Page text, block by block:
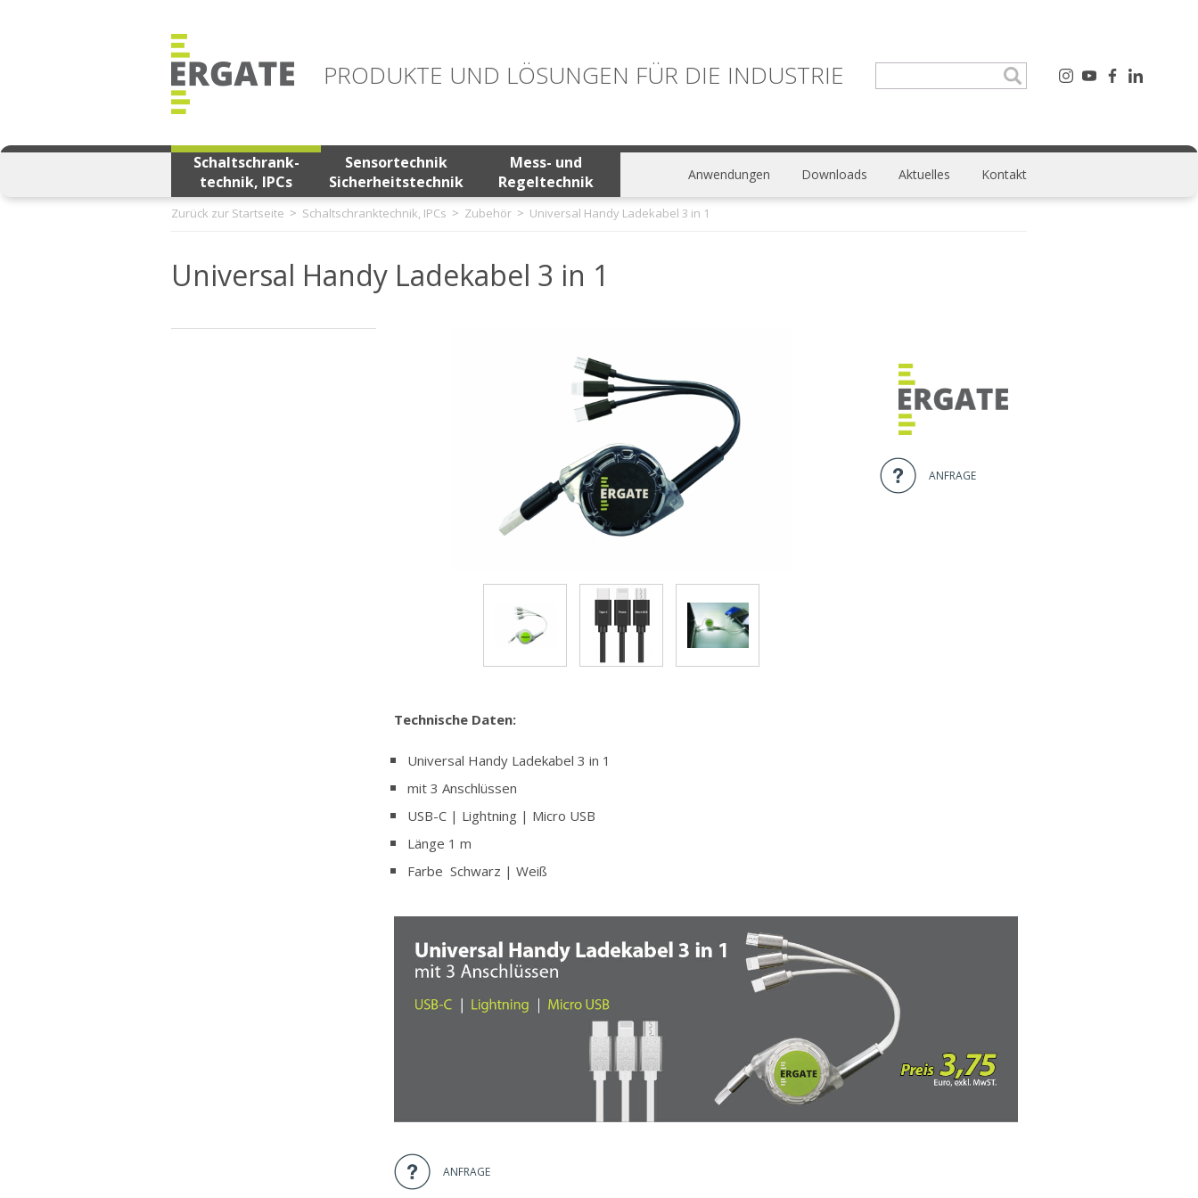
PRODUKTE UND LÖSUNGEN FÜR DIE INDUSTRIE
Schaltschrank-
technik, IPCs
Sensortechnik
Sicherheitstechnik
Mess- und
Regeltechnik
Anwendungen Downloads Aktuelles Kontakt
Zurück zur Startseite Schaltschranktechnik, IPCs Zubehör Universal Handy Ladekabel 3 in 1
Universal Handy Ladekabel 3 in 1
ANFRAGE
Technische Daten:
Universal Handy Ladekabel 3 in 1
mit 3 Anschlüssen
USB-C | Lightning | Micro USB
Länge 1 m
Farbe Schwarz | Weiß
ANFRAGE